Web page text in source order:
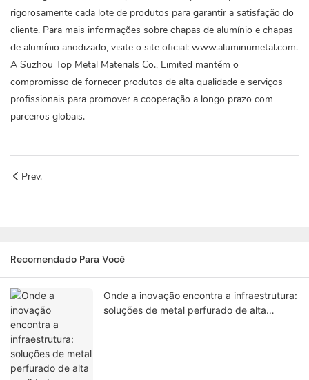
rigorosamente cada lote de produtos para garantir a satisfação do
cliente. Para mais informações sobre chapas de alumínio e chapas
de alumínio anodizado, visite o site oficial: www.aluminumetal.com.
A Suzhou Top Metal Materials Co., Limited mantém o
compromisso de fornecer produtos de alta qualidade e serviços
profissionais para promover a cooperação a longo prazo com
parceiros globais.
Prev.
Recomendado Para Você
Onde a inovação encontra a infraestrutura:
soluções de metal perfurado de alta